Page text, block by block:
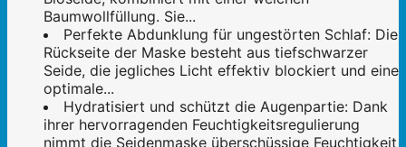
Baumwollfüllung. Sie...
Perfekte Abdunklung für ungestörten Schlaf: Die
Rückseite der Maske besteht aus tiefschwarzer
Seide, die jegliches Licht effektiv blockiert und eine
optimale...
Hydratisiert und schützt die Augenpartie: Dank
ihrer hervorragenden Feuchtigkeitsregulierung
nimmt die Seidenmaske überschüssige Feuchtigkeit